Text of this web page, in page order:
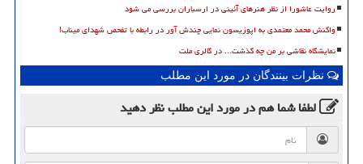
روایت عاشورا از نظر هنرهای آئینی در ارسباران بررسی می شود
واکنش محمد معتمدی به اپوزیسون نمایی چندش آور در رابطه با تفحص شهدای میناب!
نمایشگاه نقاشی بر من چه گذشت... در گالری ملت
نظرات بینندگان در مورد این مطلب
لطفا شما همدر مورد این مطلبنظر دهید